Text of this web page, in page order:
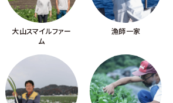
大山スマイルファー
ム
漁師一家